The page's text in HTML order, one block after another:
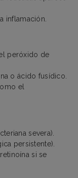
inflamación.
peróxido de
o ácido fusídico.
el
severa).
persistente).
si se